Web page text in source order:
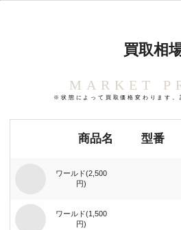
買取相
MARKET
※状態によって買取価格変わります。
商品名 型番
ワールド(2,500
円)
ワールド(1,500
円)